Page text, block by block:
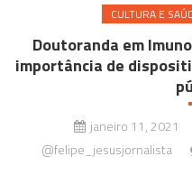
CULTURA E
Doutoranda em
importância de
janeiro 11, 2021
@felipe_jesusjornalista